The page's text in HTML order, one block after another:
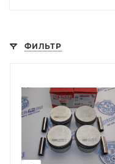
ФИЛЬТР